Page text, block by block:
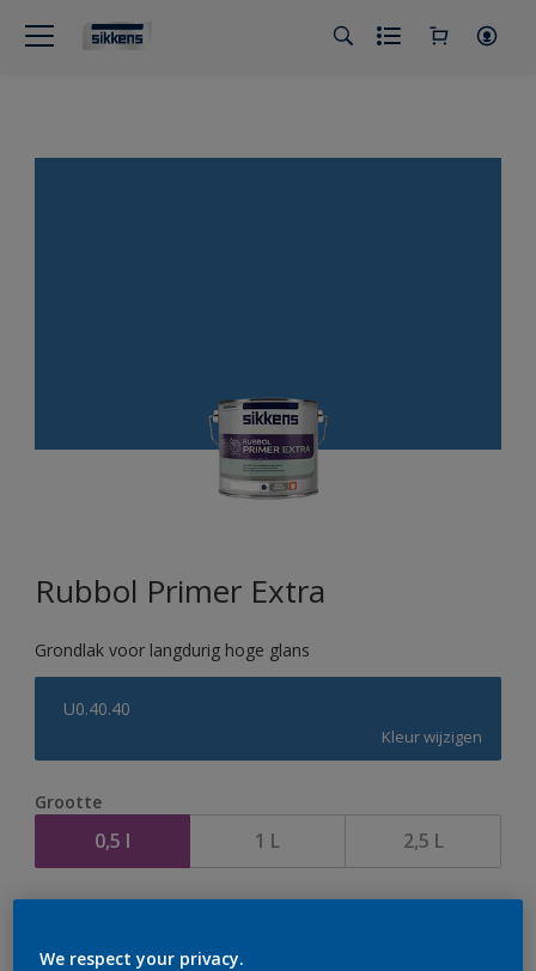
Rubbol Primer Extra
Grondlak voor langdurig hoge glans
U0.40.40
Kleur wijzigen
Grootte
0,5 l 1 L 2,5 L
We respect your privacy.